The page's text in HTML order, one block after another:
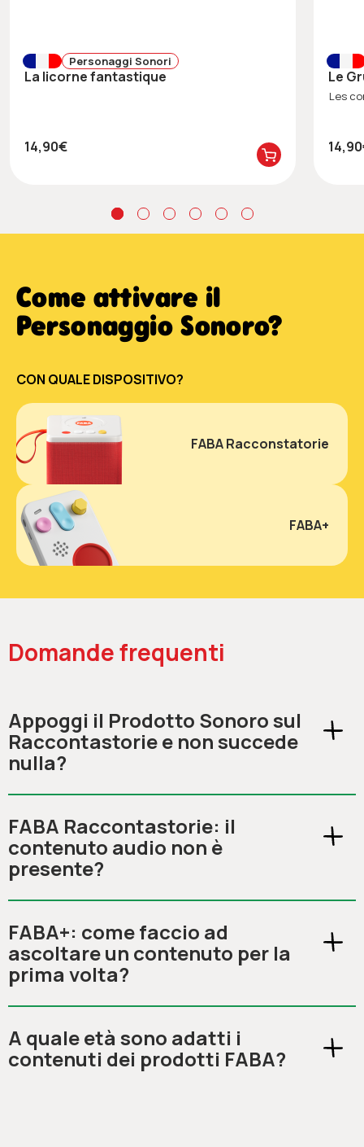
Personaggi Sonori
La licorne fantastique
14,90€
Le
Les
Come attivare il
Personaggio Sonoro?
CON QUALE DISPOSITIVO?
FABA Racconstatorie
FABA+
Domande frequenti
Appoggi il Prodotto Sonoro sul
Raccontastorie e non succede
nulla?
FABA Raccontastorie: il
contenuto audio non è
presente?
FABA+: come faccio ad
ascoltare un contenuto per la
prima volta?
A quale età sono adatti i
contenuti dei prodotti FABA?